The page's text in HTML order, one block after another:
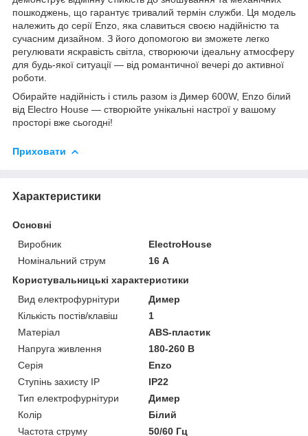
пошкоджень, що гарантує тривалий термін служби. Ця модель
належить до серії Enzo, яка славиться своєю надійністю та
сучасним дизайном. З його допомогою ви зможете легко
регулювати яскравість світла, створюючи ідеальну атмосферу
для будь-якої ситуації — від романтичної вечері до активної
роботи.
Обирайте надійність і стиль разом із Димер 600W, Enzo білий
від Electro House — створюйте унікальні настрої у вашому
просторі вже сьогодні!
Приховати
Характеристики
Основні
Виробник
ElectroHouse
Номінальний струм
16 А
Користувальницькі характеристики
Вид електрофурнітури
Димер
Кількість постів/клавіш
1
Матеріал
ABS-пластик
Напруга живлення
180-260 В
Серія
Enzo
Ступінь захисту IP
IP22
Тип електрофурнітури
Димер
Колір
Білий
Частота струму
50/60 Гц